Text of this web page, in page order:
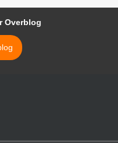
Overblog